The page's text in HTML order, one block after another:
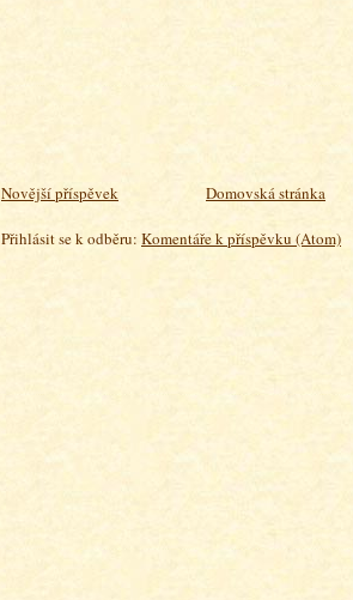
Novější příspěvek Domovská stránka
Přihlásit se k odběru: Komentáře k příspěvku (Atom)